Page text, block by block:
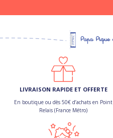
LIVRAISON RAPIDE ET OFFERTE
En boutique ou dès 50€ d’achats en Point
Relais (France Métro)